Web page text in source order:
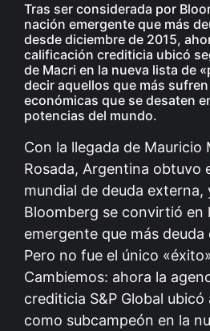
Tras ser considerada por
nación emergente que más
desde diciembre de 2015,
calificación crediticia ubicó
de Macri en la nueva lista de
decir aquellos que más
económicas que se desaten
potencias del mundo.
Con la llegada de Mauricio
Rosada, Argentina obtuvo
mundial de deuda externa,
Bloomberg se convirtió en
emergente que más
Pero no fue el único
Cambiemos: ahora la
crediticia S&P Global
como subcampeón en la